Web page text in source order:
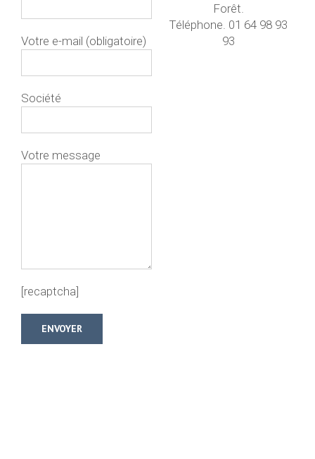
Votre e-mail (obligatoire)
Société
Votre message
[recaptcha]
Forêt.
Téléphone. 01 64 98 93
93